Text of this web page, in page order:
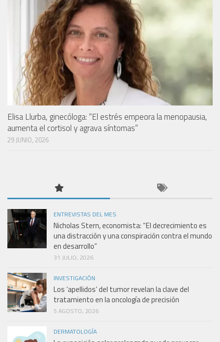
Elisa Llurba, ginecóloga: “El estrés empeora la menopausia,
aumenta el cortisol y agrava síntomas”
29 JUNIO, 2026
ENTREVISTAS DEL MES
Nicholas Stern, economista: “El decrecimiento es
una distracción y una conspiración contra el mundo
en desarrollo”
31 JULIO, 2026
INVESTIGACIÓN
Los ‘apellidos’ del tumor revelan la clave del
tratamiento en la oncología de precisión
5 AGOSTO, 2026
DERMATOLOGÍA